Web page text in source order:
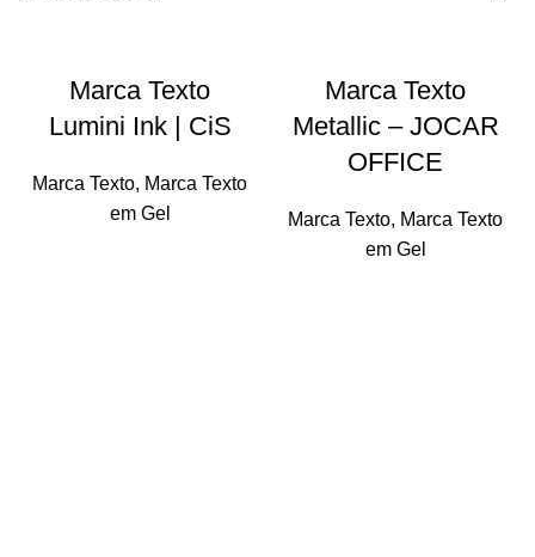
Marca Texto
Lumini Ink | CiS
Marca Texto, Marca Texto
em Gel
Marca Texto
Metallic – JOCAR
OFFICE
Marca Texto, Marca Texto
em Gel